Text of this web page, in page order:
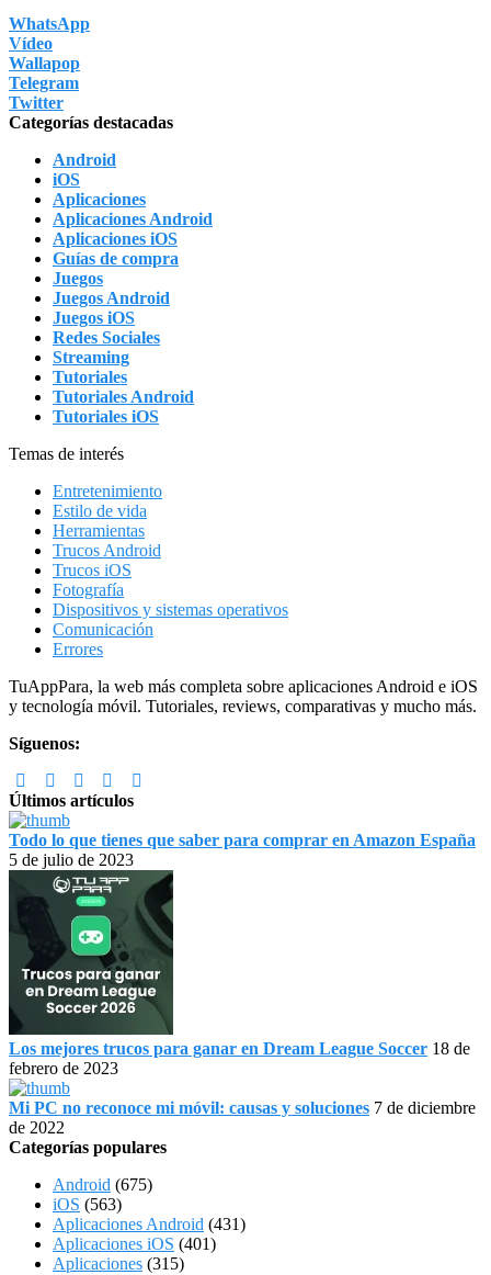
WhatsApp
Vídeo
Wallapop
Telegram
Twitter
Categorías destacadas
Android
iOS
Aplicaciones
Aplicaciones Android
Aplicaciones iOS
Guías de compra
Juegos
Juegos Android
Juegos iOS
Redes Sociales
Streaming
Tutoriales
Tutoriales Android
Tutoriales iOS
Temas de interés
Entretenimiento
Estilo de vida
Herramientas
Trucos Android
Trucos iOS
Fotografía
Dispositivos y sistemas operativos
Comunicación
Errores
Footer
TuAppPara, la web más completa sobre aplicaciones Android e iOS
y tecnología móvil. Tutoriales, reviews, comparativas y mucho más.
Síguenos:
Últimos artículos
Todo lo que tienes que saber para comprar en Amazon España
5 de julio de 2023
Los mejores trucos para ganar en Dream League Soccer 18 de
febrero de 2023
Mi PC no reconoce mi móvil: causas y soluciones 7 de diciembre
de 2022
Categorías populares
Android (675)
iOS (563)
Aplicaciones Android (431)
Aplicaciones iOS (401)
Aplicaciones (315)